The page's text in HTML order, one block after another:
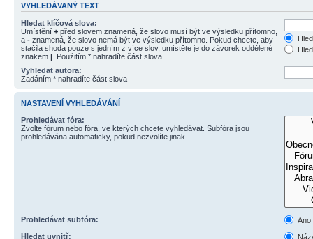
VYHLEDÁVANÝ TEXT
Hledat klíčová slova:
Umístění + před slovem znamená, že slovo musí být ve výsledku přítomno,
a - znamená, že slovo nemá být ve výsledku přítomno. Pokud chcete, aby
stačila shoda pouze s jedním z více slov, umístěte je do závorek oddělené
znakem | . Použitím * nahradíte část slova
Vyhledat autora:
Zadáním * nahradíte část slova
NASTAVENÍ VYHLEDÁVÁNÍ
Prohledávat fóra:
Zvolte fórum nebo fóra, ve kterých chcete vyhledávat. Subfóra jsou
prohledávána automaticky, pokud nezvolíte jinak.
Prohledávat subfóra:
Ano
Hledat uvnitř: